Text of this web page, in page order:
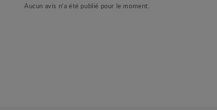
Aucun avis n'a été publié pour le moment.